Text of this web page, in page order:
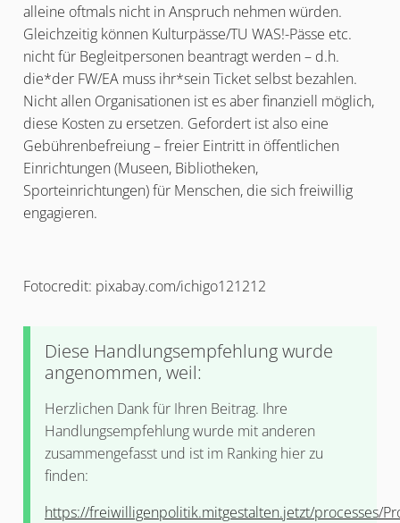
alleine oftmals nicht in Anspruch nehmen würden.
Gleichzeitig können Kulturpässe/TU WAS!-Pässe etc.
nicht für Begleitpersonen beantragt werden – d.h.
die*der FW/EA muss ihr*sein Ticket selbst bezahlen.
Nicht allen Organisationen ist es aber finanziell möglich,
diese Kosten zu ersetzen. Gefordert ist also eine
Gebührenbefreiung – freier Eintritt in öffentlichen
Einrichtungen (Museen, Bibliotheken,
Sporteinrichtungen) für Menschen, die sich freiwillig
engagieren.
Fotocredit: pixabay.com/ichigo121212
Diese Handlungsempfehlung wurde
angenommen, weil:
Herzlichen Dank für Ihren Beitrag. Ihre
Handlungsempfehlung wurde mit anderen
zusammengefasst und ist im Ranking hier zu
finden:
https://freiwilligenpolitik.mitgestalten.jetzt/processes/